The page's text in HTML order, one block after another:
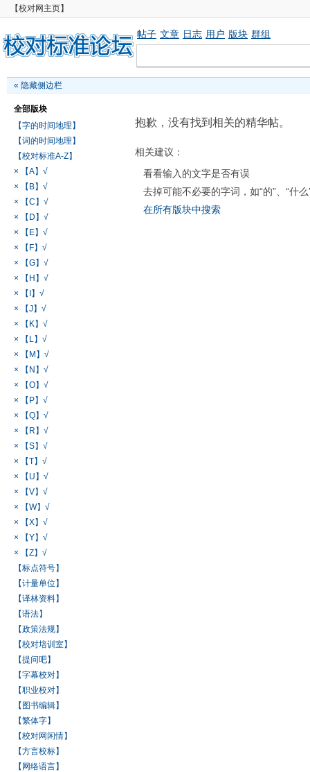
【校对网主页】
帖子 文章 日志 用户 版块 群组
« 隐藏侧边栏
全部版块
【字的时间地理】
【词的时间地理】
【校对标准A-Z】
× 【A】√
× 【B】√
× 【C】√
× 【D】√
× 【E】√
× 【F】√
× 【G】√
× 【H】√
× 【I】√
× 【J】√
× 【K】√
× 【L】√
× 【M】√
× 【N】√
× 【O】√
× 【P】√
× 【Q】√
× 【R】√
× 【S】√
× 【T】√
× 【U】√
× 【V】√
× 【W】√
× 【X】√
× 【Y】√
× 【Z】√
【标点符号】
【计量单位】
【译林资料】
【语法】
【政策法规】
【校对培训室】
【提问吧】
【字幕校对】
【职业校对】
【图书编辑】
【繁体字】
【校对网闲情】
【方言校标】
【网络语言】
抱歉，没有找到相关的精华帖。
相关建议：
看看输入的文字是否有误
去掉可能不必要的字词，如“的”、“什么
在所有版块中搜索